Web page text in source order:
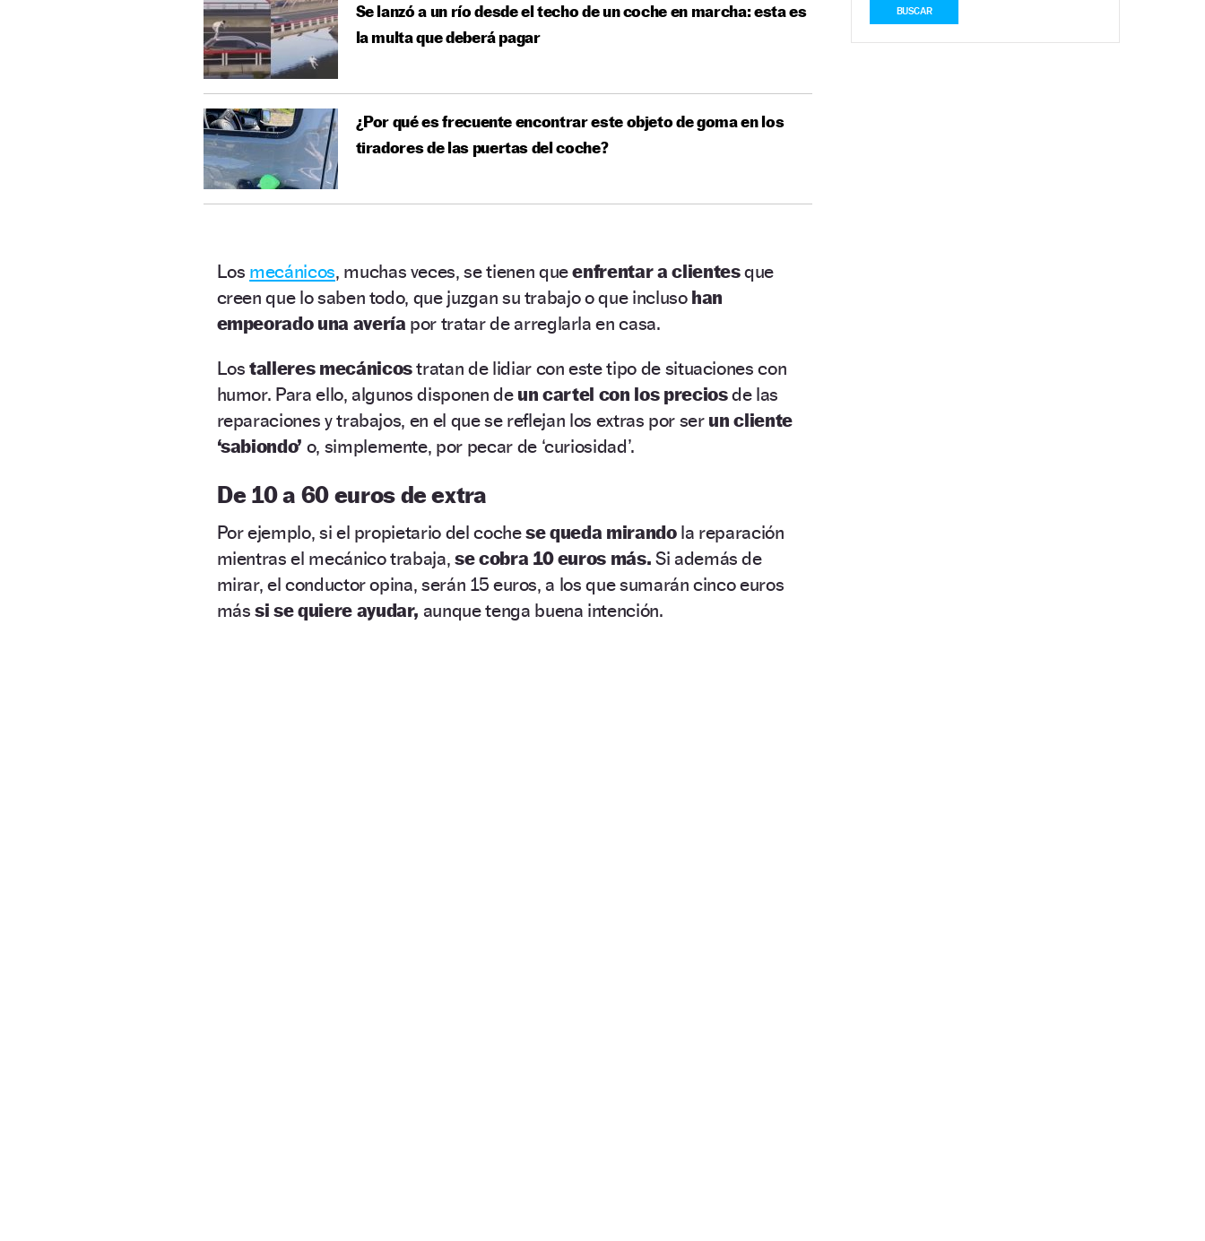
Se lanzó a un río desde el techo de un coche en marcha: esta es
la multa que deberá pagar
¿Por qué es frecuente encontrar este objeto de goma en los
tiradores de las puertas del coche?
Los mecánicos, muchas veces, se tienen queenfrentar a clientesque
creen que lo saben todo, que juzgan su trabajo o que incluso han
empeorado una avería por tratar de arreglarla en casa.
Lostalleres mecánicostratan de lidiar con este tipo de situaciones con
humor. Para ello, algunos disponen de un cartel con los preciosde las
reparaciones y trabajos, en el que se reflejan los extras por ser un cliente
‘sabiondo’ o, simplemente, por pecar de ‘curiosidad’.
De 10 a 60 euros de extra
Por ejemplo, si el propietario del cochese queda mirandola reparación
mientras el mecánico trabaja, se cobra 10 euros más. Si además de
mirar, el conductor opina, serán 15 euros, a los que sumarán cinco euros
más si se quiere ayudar, aunque tenga buena intención.
BUSCAR